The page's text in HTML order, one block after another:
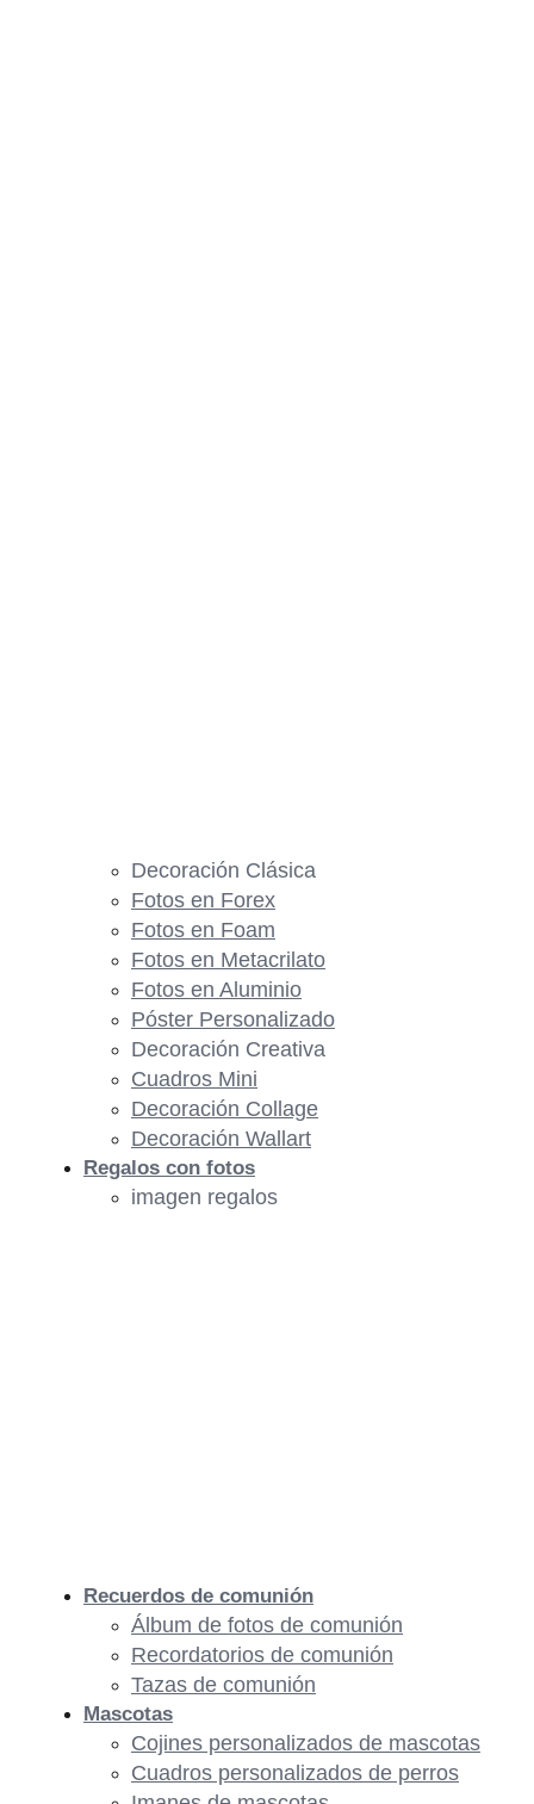
Decoración Clásica
Fotos en Forex
Fotos en Foam
Fotos en Metacrilato
Fotos en Aluminio
Póster Personalizado
Decoración Creativa
Cuadros Mini
Decoración Collage
Decoración Wallart
Regalos con fotos
imagen regalos
Recuerdos de comunión
Álbum de fotos de comunión
Recordatorios de comunión
Tazas de comunión
Mascotas
Cojines personalizados de mascotas
Cuadros personalizados de perros